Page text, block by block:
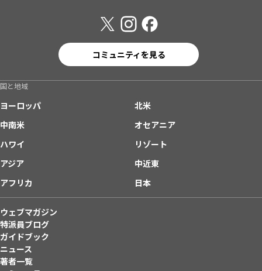
コミュニティを見る
国と地域
ヨーロッパ
北米
中南米
オセアニア
ハワイ
リゾート
アジア
中近東
アフリカ
日本
ウェブマガジン
特派員ブログ
ガイドブック
ニュース
著者一覧